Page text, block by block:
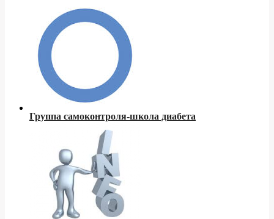
Группа самоконтроля-школа диабета